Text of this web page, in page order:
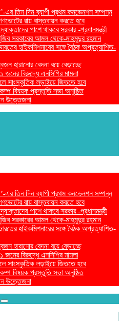
এর তিন দিন ব্যাপী প্রথম কনভেনশন সম্পন্ন
রায় বাস্তবায়ন করতে হবে
পাশে থাকবে সরকার -প্রধানমন্ত্রী
সরকারের আমল থেকে-মাহমুদুর রহমান
হাইকমিশনারের সঙ্গে বৈঠক অপ্রত্যাশিত-
হারানোর বেদনা বয়ে বেড়াচ্ছে
জনের বিরুদ্ধে এনসিপির মামলা
সাংস্কৃতিক লড়াইয়ে জিততে হবে
বিষয়ক প্রস্তুতি সভা অনুষ্ঠিত
উত্তেজনা
এর তিন দিন ব্যাপী প্রথম কনভেনশন সম্পন্ন
রায় বাস্তবায়ন করতে হবে
পাশে থাকবে সরকার -প্রধানমন্ত্রী
সরকারের আমল থেকে-মাহমুদুর রহমান
হাইকমিশনারের সঙ্গে বৈঠক অপ্রত্যাশিত-
হারানোর বেদনা বয়ে বেড়াচ্ছে
জনের বিরুদ্ধে এনসিপির মামলা
সাংস্কৃতিক লড়াইয়ে জিততে হবে
বিষয়ক প্রস্তুতি সভা অনুষ্ঠিত
উত্তেজনা